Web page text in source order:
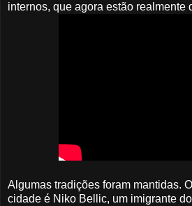
internos, que agora estão realmente
Algumas tradições foram mantidas.
cidade é Niko Bellic, um imigrante